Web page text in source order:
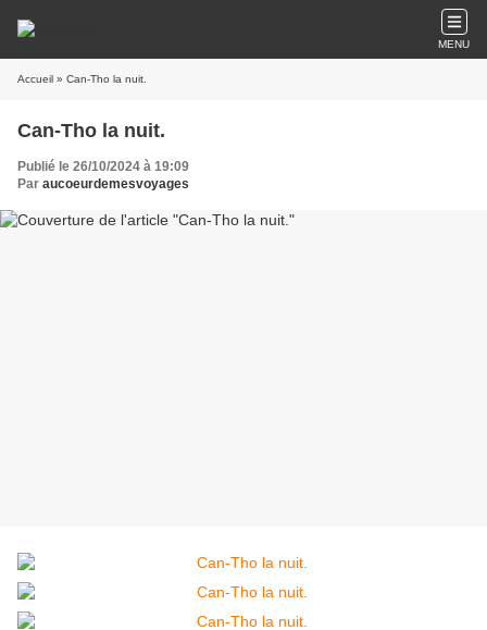
MENU
Accueil » Can-Tho la nuit.
Can-Tho la nuit.
Publié le 26/10/2024 à 19:09
Par aucoeurdemesvoyages